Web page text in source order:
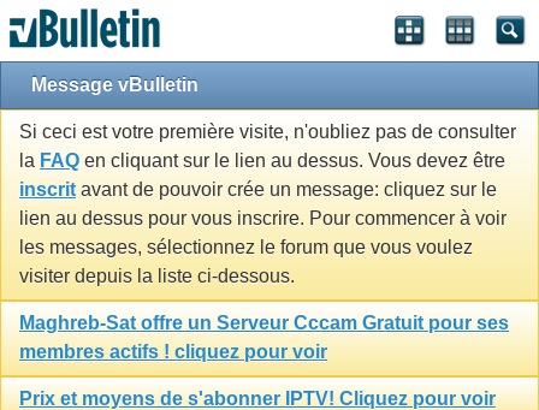
Message vBulletin
Si ceci est votre première visite, n'oubliez pas de consulter
la FAQ en cliquant sur le lien au dessus. Vous devez être
inscrit avant de pouvoir crée un message: cliquez sur le
lien au dessus pour vous inscrire. Pour commencer à voir
les messages, sélectionnez le forum que vous voulez
visiter depuis la liste ci-dessous.
Maghreb-Sat offre un Serveur Cccam Gratuit pour ses
membres actifs ! cliquez pour voir
Prix et moyens de s'abonner IPTV! Cliquez pour voir